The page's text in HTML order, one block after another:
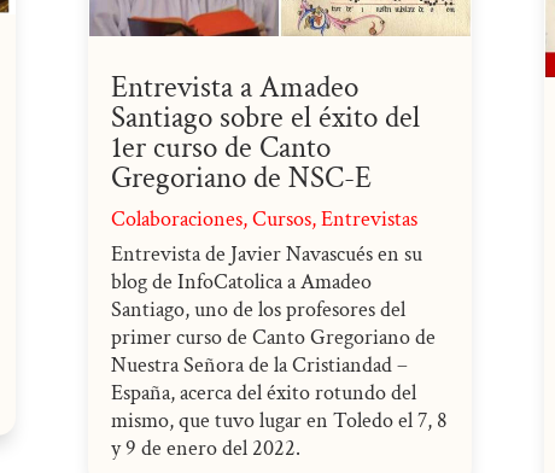
Entrevista a Amadeo
Santiago sobre el éxito del
1er curso de Canto
Gregoriano de NSC-E
Colaboraciones,Cursos,Entrevistas
Entrevista de Javier Navascués en su
blog de InfoCatolica a Amadeo
Santiago, uno de los profesores del
primer curso de Canto Gregoriano de
Nuestra Señora de la Cristiandad –
España, acerca del éxito rotundo del
mismo, que tuvo lugar en Toledo el 7, 8
y 9 de enero del 2022.